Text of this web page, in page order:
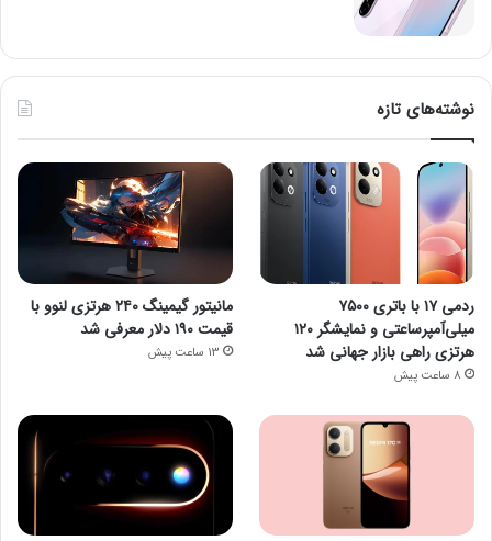
نوشته‌های تازه
ردمی ۱۷ با باتری ۷۵۰۰
میلی‌آمپرساعتی و نمایشگر ۱۲۰
هرتزی راهی بازار جهانی شد
8 ساعت پیش
مانیتور گیمینگ ۲۴۰ هرتزی لنوو با
قیمت ۱۹۰ دلار معرفی شد
13 ساعت پیش